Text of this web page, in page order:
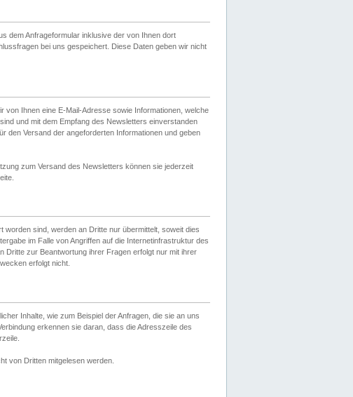
dem Anfrageformular inklusive der von Ihnen dort
bei uns gespeichert. Diese Daten geben wir nicht
von Ihnen eine E-Mail-Adresse sowie Informationen, welche
und mit dem Empfang des Newsletters einverstanden
den Versand der angeforderten Informationen und geben
zum Versand des Newsletters können sie jederzeit
worden sind, werden an Dritte nur übermittelt, soweit dies
im Falle von Angriffen auf die Internetinfrastruktur des
Dritte zur Beantwortung ihrer Fragen erfolgt nur mit ihrer
erfolgt nicht.
Inhalte, wie zum Beispiel der Anfragen, die sie an uns
erkennen sie daran, dass die Adresszeile des
von Dritten mitgelesen werden.